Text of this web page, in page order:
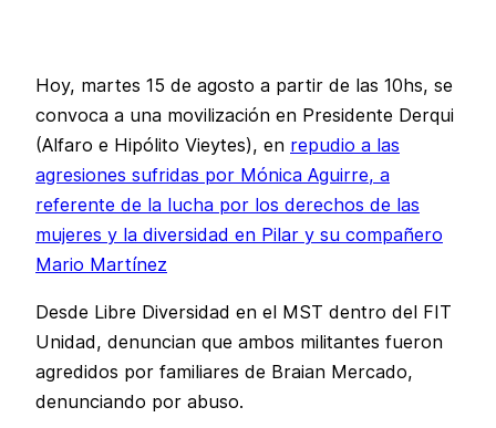
Hoy, martes 15 de agosto a partir de las 10hs, se
convoca a una movilización en Presidente Derqui
(Alfaro e Hipólito Vieytes), en repudio a las
agresiones sufridas por Mónica Aguirre, a
referente de la lucha por los derechos de las
mujeres y la diversidad en Pilar y su compañero
Mario Martínez
Desde Libre Diversidad en el MST dentro del FIT
Unidad, denuncian que ambos militantes fueron
agredidos por familiares de Braian Mercado,
denunciando por abuso.